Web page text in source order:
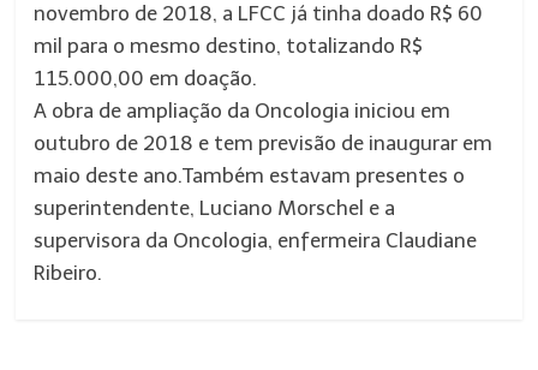
novembro de 2018, a LFCC já tinha doado R$ 60
mil para o mesmo destino, totalizando R$
115.000,00 em doação.
A obra de ampliação da Oncologia iniciou em
outubro de 2018 e tem previsão de inaugurar em
maio deste ano.Também estavam presentes o
superintendente, Luciano Morschel e a
supervisora da Oncologia, enfermeira Claudiane
Ribeiro.